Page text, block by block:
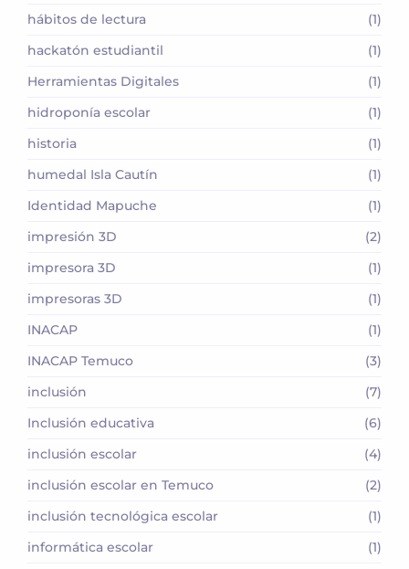
hábitos de lectura
(1)
hackatón estudiantil
(1)
Herramientas Digitales
(1)
hidroponía escolar
(1)
historia
(1)
humedal Isla Cautín
(1)
Identidad Mapuche
(1)
impresión 3D
(2)
impresora 3D
(1)
impresoras 3D
(1)
INACAP
(1)
INACAP Temuco
(3)
inclusión
(7)
Inclusión educativa
(6)
inclusión escolar
(4)
inclusión escolar en Temuco
(2)
inclusión tecnológica escolar
(1)
informática escolar
(1)